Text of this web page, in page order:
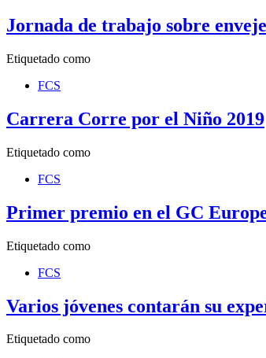
Jornada de trabajo sobre
Etiquetado como
FCS
Carrera Corre por el Niño 2019
Etiquetado como
FCS
Primer premio en el GC
Etiquetado como
FCS
Varios jóvenes contarán su
Etiquetado como